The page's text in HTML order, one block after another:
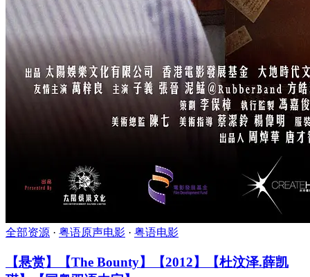
全部资源 · 粤语原声电影 · 粤语电影
【悬赏】【The Bounty】【2012】【杜汶泽.薛凯